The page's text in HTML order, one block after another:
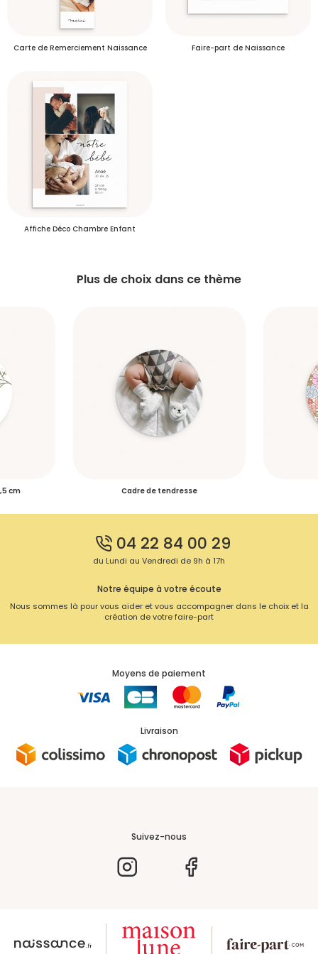
Je créé mon compte
S'inscrire
Délais de livraison des commandes
Plus d’info
Délais de livraison des échantillons
Carte de Remerciement Naissance Faire-part de Naissance
Affiche Déco Chambre Enfant
Plus de choix dans ce thème
cm Cadre de tendresse
04 22 84 00 29
du Lundi au Vendredi de 9h à 17h
Notre équipe à votre écoute
Nous sommes là pour vous aider et vous accompagner dans le choix et la
création de votre faire-part
Moyens de paiement
Livraison
Suivez-nous